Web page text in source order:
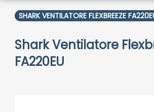
SHARK VENTILATORE FLEXBREEZE
Shark Ventilatore
FA220EU